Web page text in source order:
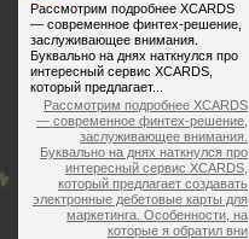
Рассмотрим подробнее XCARDS
— современное финтех-решение,
заслуживающее внимания.
Буквально на днях наткнулся про
интересный сервис XCARDS,
который предлагает...
Рассмотрим подробнее XCARDS
— современное финтех-решение,
заслуживающее внимания.
Буквально на днях наткнулся про
интересный сервис XCARDS,
который предлагает создавать
электронные дебетовые карты для
маркетинга. Особенности, на
которые я обратил вни